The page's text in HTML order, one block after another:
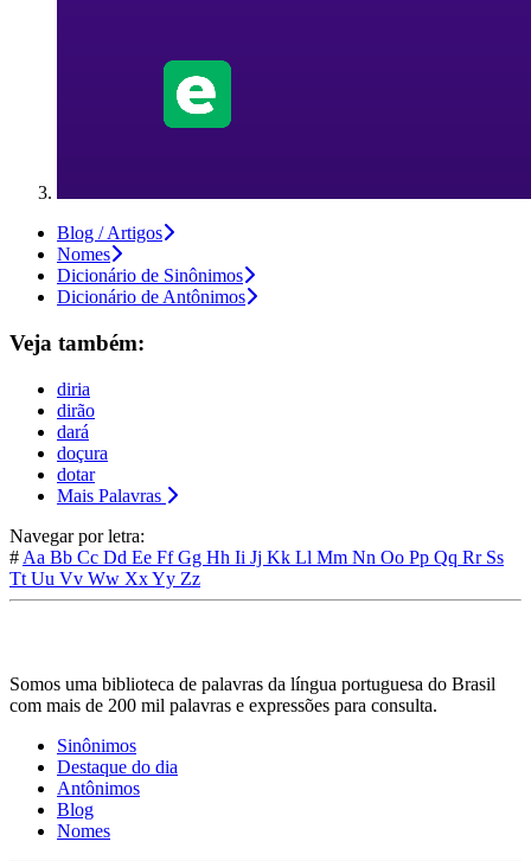
Blog / Artigos
Nomes
Dicionário de Sinônimos
Dicionário de Antônimos
Veja também:
diria
dirão
dará
doçura
dotar
Mais Palavras
Navegar por letra:
# Aa Bb Cc Dd Ee FfGg Hh Ii Jj Kk Ll Mm Nn Oo Pp Qq Rr Ss
Tt Uu Vv Ww XxYy Zz
Somos uma biblioteca de palavras da língua portuguesa do Brasil
com mais de 200 mil palavras e expressões para consulta.
Sinônimos
Destaque do dia
Antônimos
Blog
Nomes